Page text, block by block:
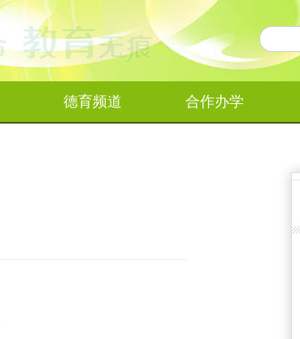
德育频道 合作办学